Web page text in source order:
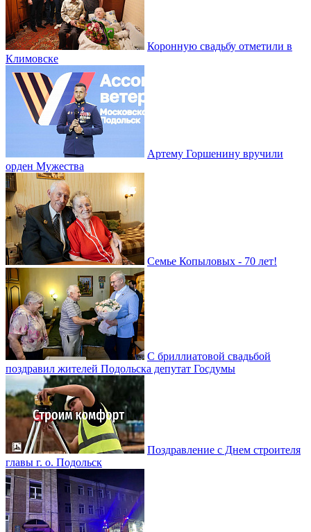
Коронную свадьбу отметили в
Климовске
Артему Горшенину вручили
орден Мужества
Семье Копыловых - 70 лет!
С бриллиатовой свадьбой
поздравил жителей Подольска депутат Госдумы
Поздравление с Днем строителя
главы г. о. Подольск